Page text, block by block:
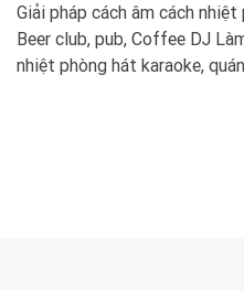
Giải pháp cách âm cách
Beer club, pub, Coffee DJ
nhiệt phòng hát karaoke,